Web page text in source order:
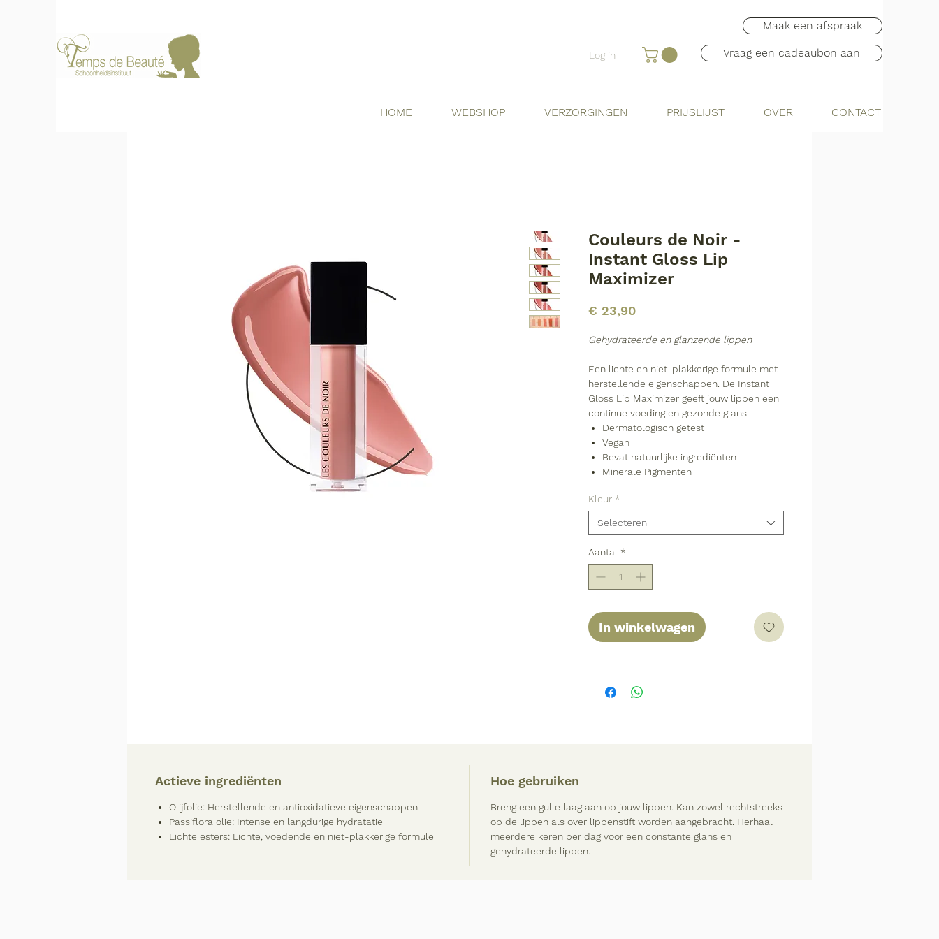
Maak een afspraak
Log in Vraag een cadeaubon aan
HOME WEBSHOP VERZORGINGEN PRIJSLIJST OVER CONTACT
Couleurs de Noir -
Instant Gloss Lip
Maximizer
€ 23,90Prijs
Gehydrateerde en glanzende lippen
Een lichte en niet-plakkerige formule met
herstellende eigenschappen. De Instant
Gloss Lip Maximizer geeft jouw lippen een
continue voeding en gezonde glans.
Dermatologisch getest
Vegan
Bevat natuurlijke ingrediënten
Minerale Pigmenten
Kleur *
Selecteren
Aantal *
In winkelwagen
Actieve ingrediënten
Olijfolie: Herstellende en antioxidatieve eigenschappen
Passiflora olie: Intense en langdurige hydratatie
Lichte esters: Lichte, voedende en niet-plakkerige formule
Hoe gebruiken
Breng een gulle laag aan op jouw lippen. Kan zowel rechtstreeks
op de lippen als over lippenstift worden aangebracht. Herhaal
meerdere keren per dag voor een constante glans en
gehydrateerde lippen.